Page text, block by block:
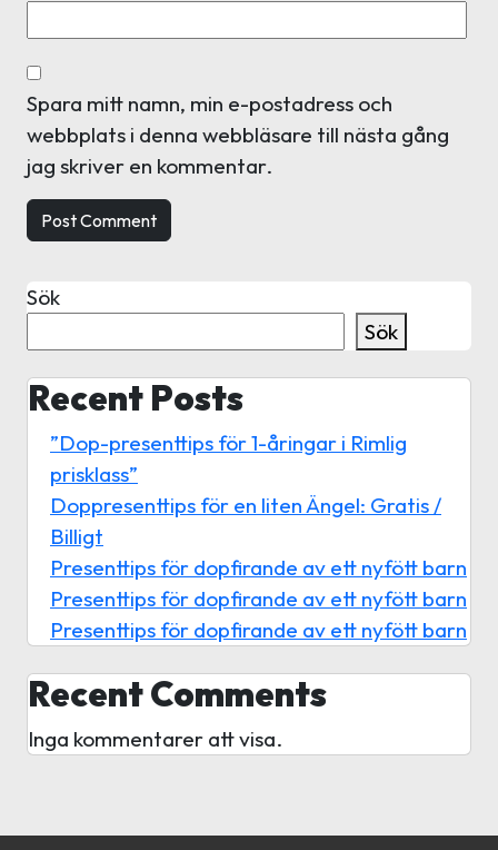
Spara mitt namn, min e-postadress och
webbplats i denna webbläsare till nästa gång
jag skriver en kommentar.
Sök
Sök
Recent Posts
”Dop-presenttips för 1-åringar i Rimlig
prisklass”
Doppresenttips för en liten Ängel: Gratis /
Billigt
Presenttips för dopfirande av ett nyfött barn
Presenttips för dopfirande av ett nyfött barn
Presenttips för dopfirande av ett nyfött barn
Recent Comments
Inga kommentarer att visa.